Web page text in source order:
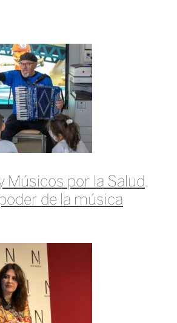
Músicos por la Salud,
de la música